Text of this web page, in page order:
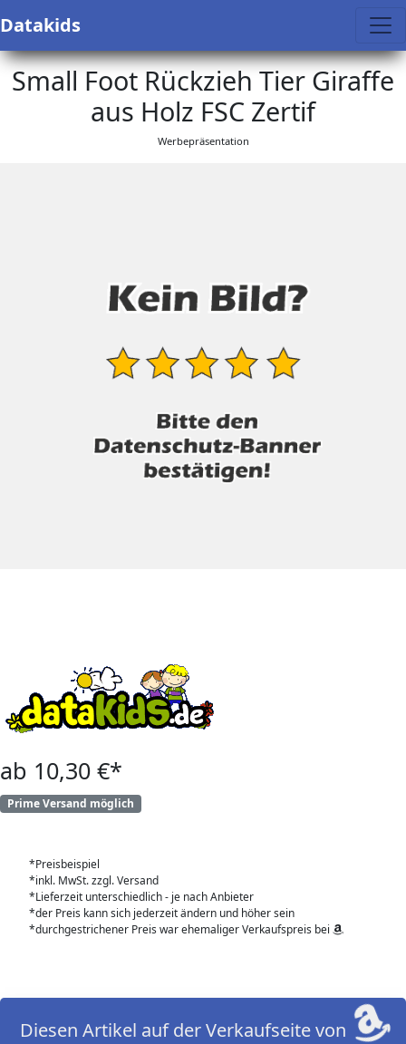
Datakids
Small Foot Rückzieh Tier Giraffe
aus Holz FSC Zertif
Werbepräsentation
ab 10,30 €*
Prime Versand möglich
*Preisbeispiel
*inkl. MwSt. zzgl. Versand
*Lieferzeit unterschiedlich - je nach Anbieter
*der Preis kann sich jederzeit ändern und höher sein
*durchgestrichener Preis war ehemaliger Verkaufspreis bei
Diesen Artikel auf der Verkaufseite von